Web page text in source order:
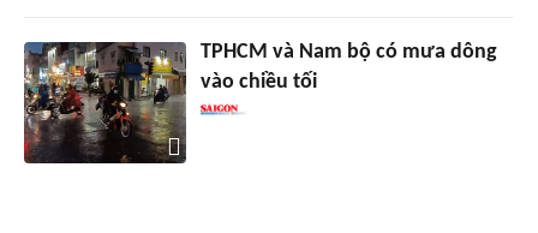
TPHCM và Nam bộ có mưa dông
vào chiều tối